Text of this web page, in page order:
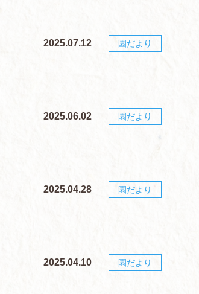
2025.07.12 園だより
2025.06.02 園だより
2025.04.28 園だより
2025.04.10 園だより